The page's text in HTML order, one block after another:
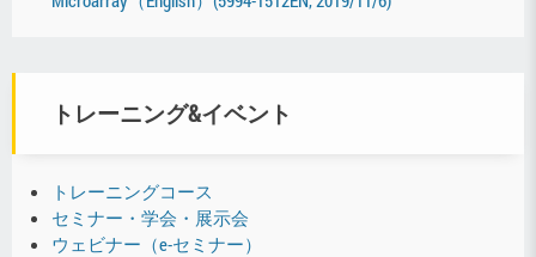
トレーニング&イベント
トレーニングコース
セミナー・学会・展示会
ウェビナー（e-セミナー）